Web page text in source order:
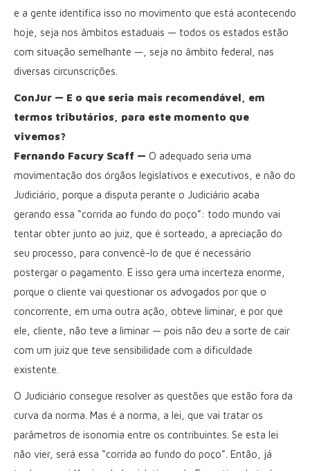
e a gente identifica isso no movimento que está acontecendo
hoje, seja nos âmbitos estaduais — todos os estados estão
com situação semelhante —, seja no âmbito federal, nas
diversas circunscrições.
ConJur — E o que seria mais recomendável, em
termos tributários, para este momento que
vivemos?
Fernando Facury Scaff — O adequado seria uma
movimentação dos órgãos legislativos e executivos, e não do
Judiciário, porque a disputa perante o Judiciário acaba
gerando essa “corrida ao fundo do poço”: todo mundo vai
tentar obter junto ao juiz, que é sorteado, a apreciação do
seu processo, para convencê-lo de que é necessário
postergar o pagamento. E isso gera uma incerteza enorme,
porque o cliente vai questionar os advogados por que o
concorrente, em uma outra ação, obteve liminar, e por que
ele, cliente, não teve a liminar — pois não deu a sorte de cair
com um juiz que teve sensibilidade com a dificuldade
existente.
O Judiciário consegue resolver as questões que estão fora da
curva da norma. Mas é a norma, a lei, que vai tratar os
parâmetros de isonomia entre os contribuintes. Se esta lei
não vier, será essa “corrida ao fundo do poço”. Então, já